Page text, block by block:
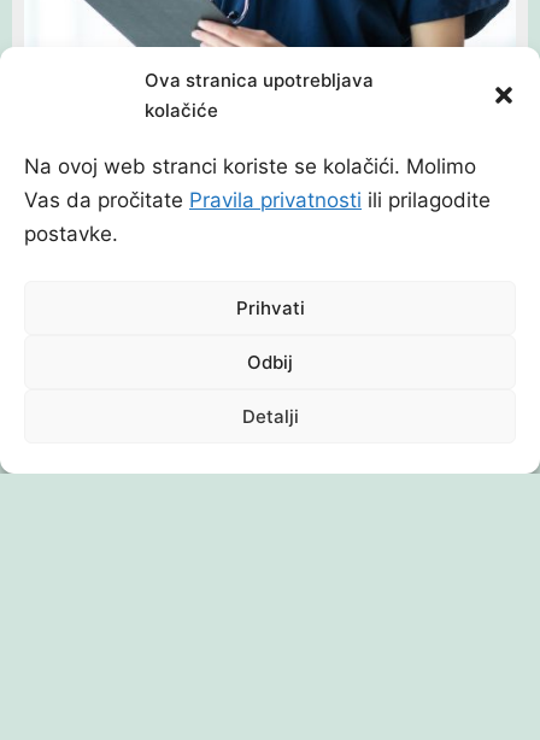
Ova stranica upotrebljava
kolačiće
Na ovoj web stranci koriste se kolačići. Molimo
Vas da pročitate Pravila privatnosti ili prilagodite
postavke.
Prihvati
Odbij
Detalji
LISTA USPJEŠNIH KANDIDATA – STRUČNI
SARADNIK ZA HEMIJSKA ISPITIVANJA